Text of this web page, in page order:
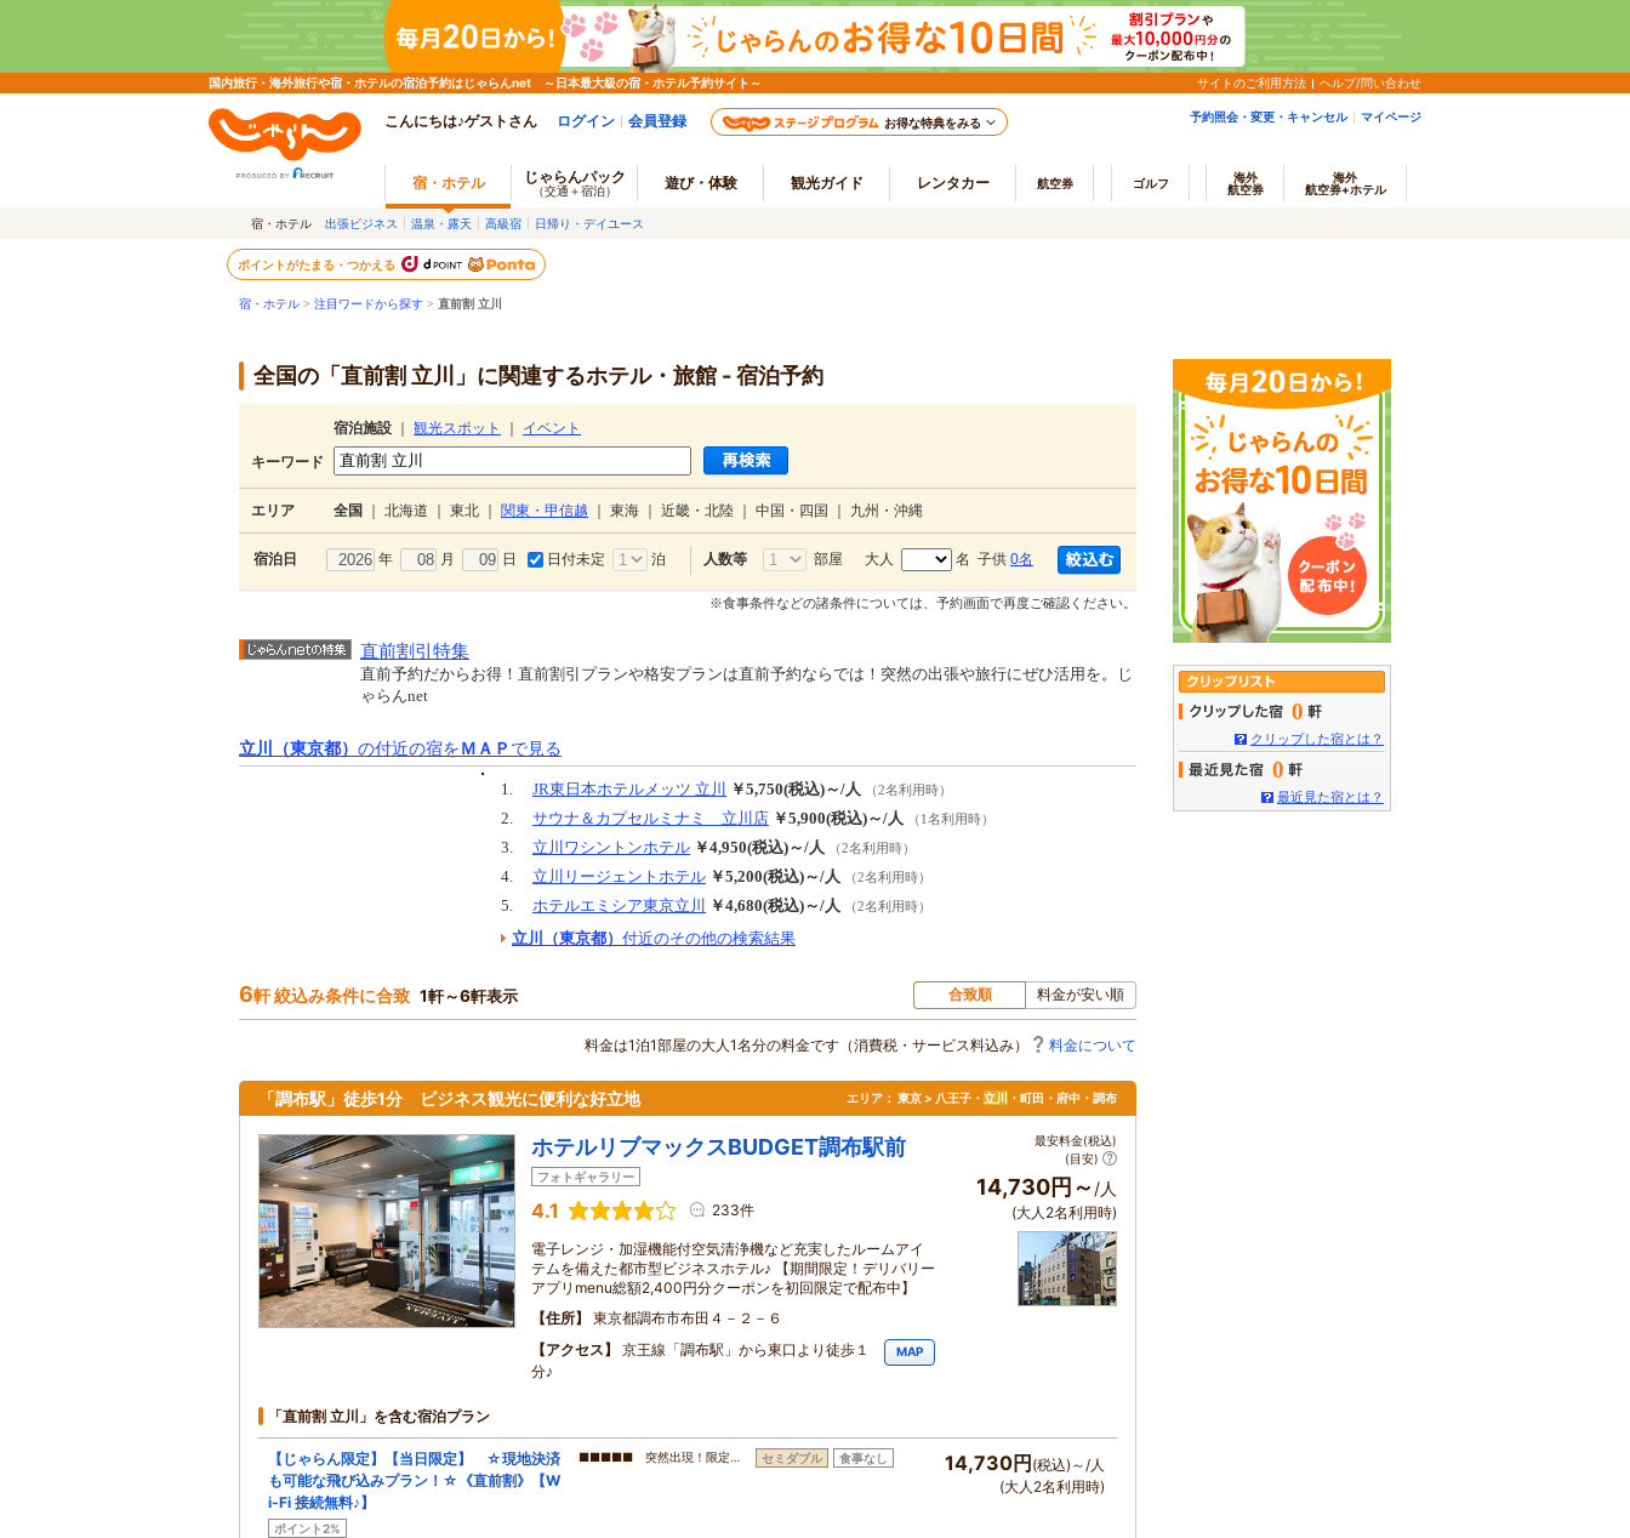
国内旅行・海外旅行や宿・ホテルの宿泊予約はじゃらんnet ～日本最大級の宿・ホテル予約サイト～ サイトのご利用方法 ヘルプ/問い合わせ
こんにちは♪ゲストさん ログイン 会員登録 お得な特典をみる 予約照会・変更・キャンセル マイページ
宿・ホテル じゃらんパック
（交通＋宿泊） 遊び・体験 観光ガイド レンタカー 航空券 ゴルフ
海外
航空券
海外
航空券+ホテル
宿・ホテル 出張ビジネス 温泉・露天 高級宿 日帰り・デイユース
ポイントがたまる・つかえる
宿・ホテル > 注目ワードから探す > 直前割 立川
全国の「直前割 立川」に関連するホテル・旅館 - 宿泊予約
宿泊施設 観光スポット
イベント
キーワード
エリア 全国 北海道 東北 関東・甲信越 東海 近畿・北陸 中国・四国 九州・沖縄
宿泊日 年 月 日 日付未定 泊 人数等 部屋 大人 名 子供 0名
※食事条件などの諸条件については、予約画面で再度ご確認ください。
直前割引特集
直前予約だからお得！直前割引プランや格安プランは直前予約ならでは！突然の出張や旅行にぜひ活用を。じ
ゃらんnet
立川（東京都） の付近の宿をＭＡＰ で見る
1. JR東日本ホテルメッツ 立川 ￥5,750(税込)～/人 （2名利用時）
2. サウナ＆カプセルミナミ 立川店 ￥5,900(税込)～/人 （1名利用時）
3. 立川ワシントンホテル ￥4,950(税込)～/人 （2名利用時）
4. 立川リージェントホテル ￥5,200(税込)～/人 （2名利用時）
5. ホテルエミシア東京立川 ￥4,680(税込)～/人 （2名利用時）
立川（東京都） 付近のその他の検索結果
6軒 絞込み条件に合致 1軒～6軒表示 合致順 料金が安い順
料金は1泊1部屋の大人1名分の料金です（消費税・サービス料込み） 料金について
「調布駅」徒歩1分 ビジネス観光に便利な好立地 エリア： 東京 > 八王子・ 立川 ・町田・府中・調布
ホテルリブマックスBUDGET調布駅前
フォトギャラリー
4.1 233件
電子レンジ・加湿機能付空気清浄機など充実したルームアイ
テムを備えた都市型ビジネスホテル♪ 【期間限定！デリバリー
アプリmenu総額2,400円分クーポンを初回限定で配布中】
住所
東京都調布市布田４－２－６
アクセス
京王線「調布駅」から東口より徒歩１
分♪
MAP
最安料金(税込)
(目安)
14,730円～ /人
(大人2名利用時)
「直前割 立川」を含む宿泊プラン
【じゃらん限定】【当日限定】 ☆現地決済
も可能な飛び込みプラン！☆《直前割》【W
i-Fi 接続無料♪】
ポイント2%
■■■■■ 突然出現！限定… セミダブル 食事なし 14,730円 (税込)～/人
(大人2名利用時)
0
クリップした宿とは？
0
最近見た宿とは？